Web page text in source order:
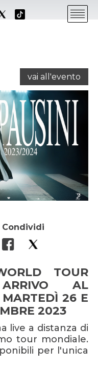
vai all'evento
Condividi
TOUR
AL
26 E
2023
live a distanza di
tour mondiale.
per l'unica